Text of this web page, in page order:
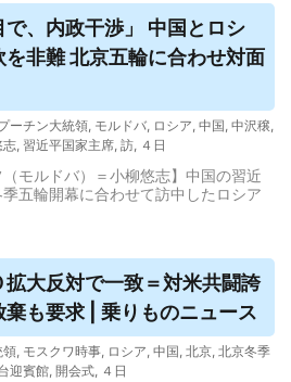
で、内政干渉」 中国と ロシ
を非難 北京五輪に合わせ対面
ーチン大統領, モルドバ, ロシア, 中国, 中沢穣,
志, 習近平国家主席, 訪, ４日
モルドバ）＝小柳悠志】中国の習近
五輪開幕に合わせて訪中したロシア
大反対で一致＝対米共闘誇
も要求 | 乗りものニュース
領, モスクワ時事, ロシア, 中国, 北京, 北京冬季
迎賓館, 開会式, ４日